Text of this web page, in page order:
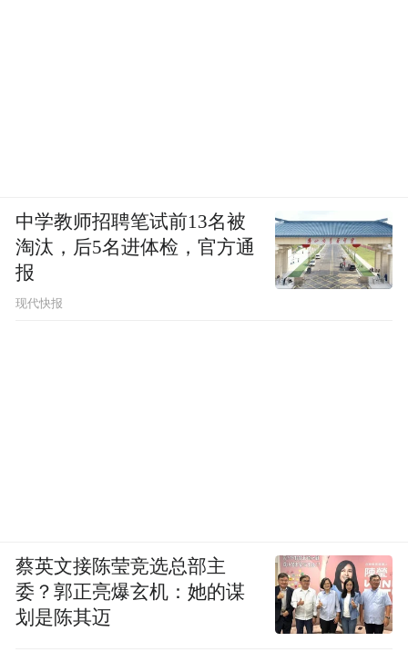
中学教师招聘笔试前13名被
淘汰，后5名进体检，官方通
报
现代快报
蔡英文接陈莹竞选总部主
委？郭正亮爆玄机：她的谋
划是陈其迈